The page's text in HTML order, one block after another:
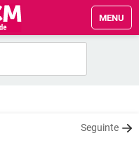
MENU
Seguinte